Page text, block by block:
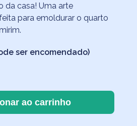
da casa! Uma arte
para emoldurar o quarto
ser encomendado)
ao carrinho